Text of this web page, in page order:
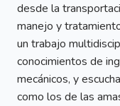
desde la
manejo y
un trabajo
conocimientos de
mecánicos, y
como los de las